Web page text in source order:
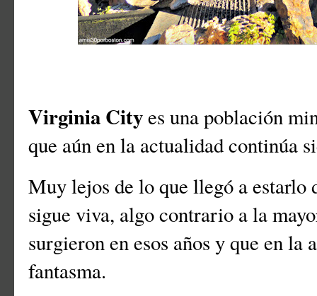
Virginia Cityes una población
que aún en la actualidad continúa
Muy lejos de lo que llegó a estarlo
sigue viva, algo contrario a la
surgieron en esos años y que en la
fantasma.